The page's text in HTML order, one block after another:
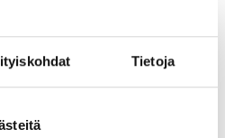
Tietoja
Vistantie 18